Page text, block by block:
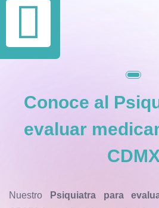
Conoce al
evaluar
CDMX
Nuestro
Psiquiatra para